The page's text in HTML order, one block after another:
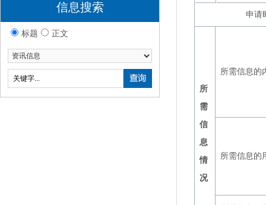
信息搜索
标题 正文
申请
所
需
信
息
情
况
所需信息的
所需信息的